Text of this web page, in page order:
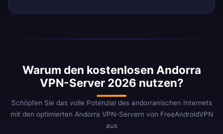
Warum den kostenlosen Andorra
VPN-Server 2026 nutzen?
Schöpfen Sie das volle Potenzial des andorranischen Internets
mit den optimierten Andorra VPN-Servern von FreeAndroidVPN
aus